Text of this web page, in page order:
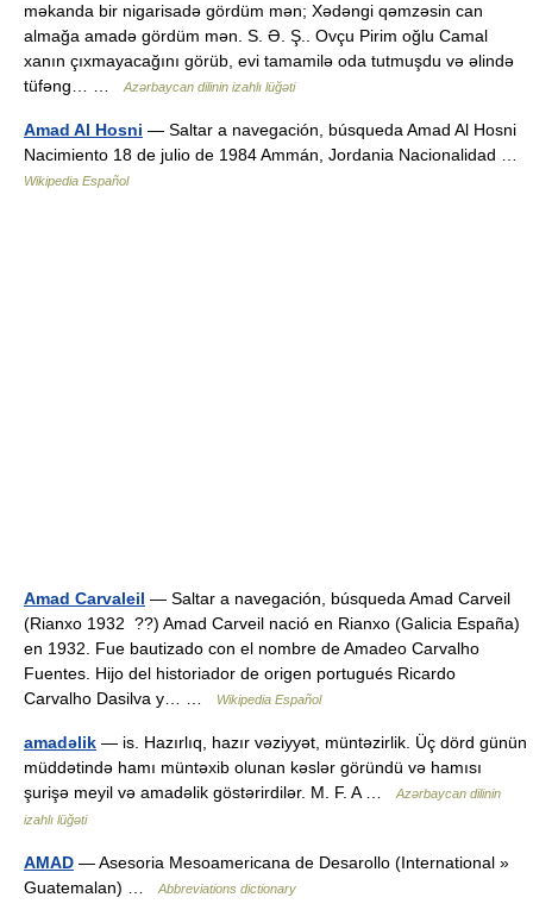
məkanda bir nigarisadə gördüm mən; Xədəngi qəmzəsin can
almağa amadə gördüm mən. S. Ə. Ş.. Ovçu Pirim oğlu Camal
xanın çıxmayacağını görüb, evi tamamilə oda tutmuşdu və əlində
tüfəng… …
Azərbaycan dilinin izahlı lüğəti
Amad Al Hosni — Saltar a navegación, búsqueda Amad Al Hosni
Nacimiento 18 de julio de 1984 Ammán, Jordania Nacionalidad …
Wikipedia Español
Amad Carvaleil — Saltar a navegación, búsqueda Amad Carveil
(Rianxo 1932 ??) Amad Carveil nació en Rianxo (Galicia España)
en 1932. Fue bautizado con el nombre de Amadeo Carvalho
Fuentes. Hijo del historiador de origen portugués Ricardo
Carvalho Dasilva y… …
Wikipedia Español
amadəlik — is. Hazırlıq, hazır vəziyyət, müntəzirlik. Üç dörd günün
müddətində hamı müntəxib olunan kəslər göründü və hamısı
şurişə meyil və amadəlik göstərirdilər. M. F. A …
Azərbaycan dilinin
izahlı lüğəti
AMAD — Asesoria Mesoamericana de Desarollo (International »
Guatemalan) …
Abbreviations dictionary